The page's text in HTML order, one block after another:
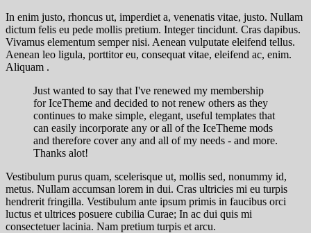
In enim justo, rhoncus ut, imperdiet a, venenatis vitae, justo. Nullam
dictum felis eu pede mollis pretium. Integer tincidunt. Cras dapibus.
Vivamus elementum semper nisi. Aenean vulputate eleifend tellus.
Aenean leo ligula, porttitor eu, consequat vitae, eleifend ac, enim.
Aliquam .
Just wanted to say that I've renewed my membership
for IceTheme and decided to not renew others as they
continues to make simple, elegant, useful templates that
can easily incorporate any or all of the IceTheme mods
and therefore cover any and all of my needs - and more.
Thanks alot!
Vestibulum purus quam, scelerisque ut, mollis sed, nonummy id,
metus. Nullam accumsan lorem in dui. Cras ultricies mi eu turpis
hendrerit fringilla. Vestibulum ante ipsum primis in faucibus orci
luctus et ultrices posuere cubilia Curae; In ac dui quis mi
consectetuer lacinia. Nam pretium turpis et arcu.